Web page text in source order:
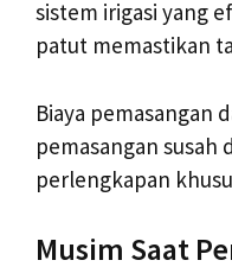
sistem irigasi yang
patut memastikan
Biaya pemasangan
pemasangan susah
perlengkapan
Musim Saat